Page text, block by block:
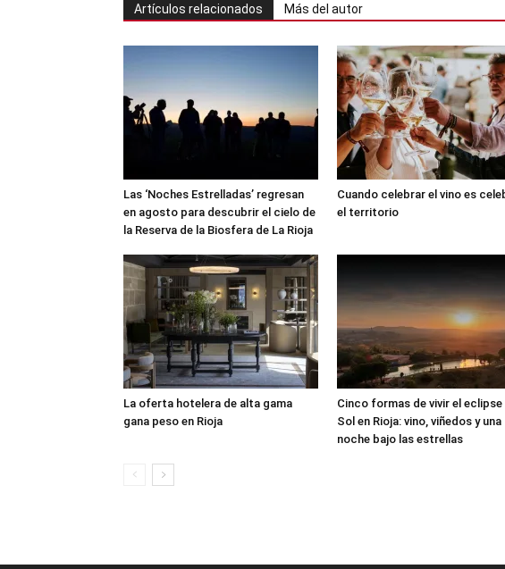
Artículos relacionados Más del autor
Las ‘Noches Estrelladas’ regresan
en agosto para descubrir el cielo de
la Reserva de la Biosfera de La Rioja
Cuando celebrar el vino es
el territorio
La oferta hotelera de alta gama
gana peso en Rioja
Cinco formas de vivir el eclipse
Sol en Rioja: vino, viñedos y una
noche bajo las estrellas